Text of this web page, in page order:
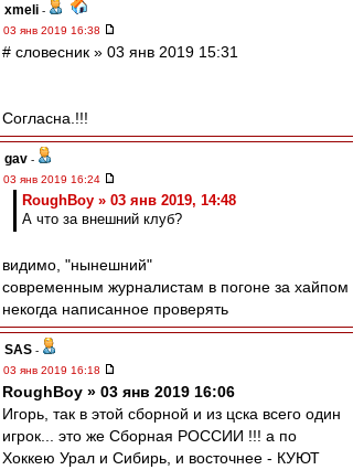
xmeli -
03 янв 2019 16:38
# словесник » 03 янв 2019 15:31
Согласна.!!!
gav -
03 янв 2019 16:24
RoughBoy » 03 янв 2019, 14:48
А что за внешний клуб?
видимо, "нынешний"
современным журналистам в погоне за хайпом
некогда написанное проверять
SAS -
03 янв 2019 16:18
RoughBoy » 03 янв 2019 16:06
Игорь, так в этой сборной и из цска всего один
игрок... это же Сборная РОССИИ !!! а по
Хоккею Урал и Сибирь, и восточнее - КУЮТ